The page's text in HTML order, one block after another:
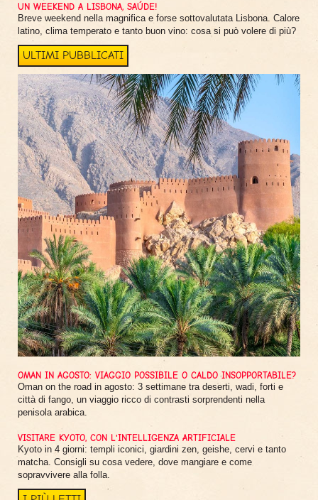
UN WEEKEND A LISBONA, SAÚDE!
Breve weekend nella magnifica e forse sottovalutata Lisbona. Calore
latino, clima temperato e tanto buon vino: cosa si può volere di più?
ULTIMI PUBBLICATI
OMAN IN AGOSTO: VIAGGIO POSSIBILE O CALDO INSOPPORTABILE?
Oman on the road in agosto: 3 settimane tra deserti, wadi, forti e
città di fango, un viaggio ricco di contrasti sorprendenti nella
penisola arabica.
VISITARE KYOTO, CON L'INTELLIGENZA ARTIFICIALE
Kyoto in 4 giorni: templi iconici, giardini zen, geishe, cervi e tanto
matcha. Consigli su cosa vedere, dove mangiare e come
sopravvivere alla folla.